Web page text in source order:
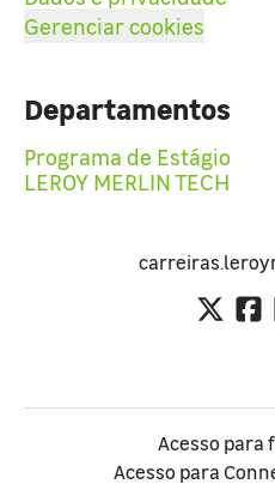
Gerenciar cookies
Departamentos
Programa de Estágio
LEROY MERLIN TECH
Acesso para
Acesso para